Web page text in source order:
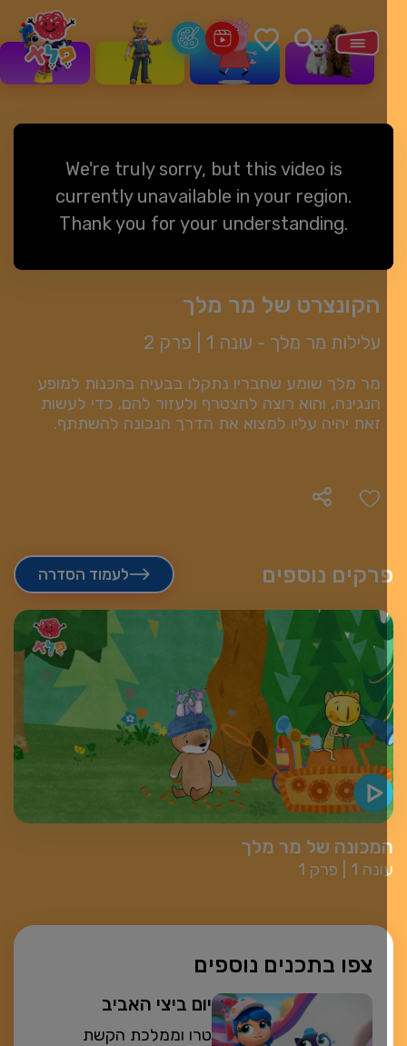
We're truly sorry, but this video is
currently unavailable in your region.
Thank you for your understanding.
הקונצרט של מר מלך
פרק 2| עלילות מר מלך - עונה 1
מר מלך שומע שחבריו נתקלו בבעיה בהכנות למופע
הנגינה, והוא רוצה להצטרף ולעזור להם. כדי לעשות
זאת יהיה עליו למצוא את הדרך הנכונה להשתתף.
צפו בתכנים נוספים
יום ביצי האביב
טרו וממלכת הקשת
נוספים לעמוד הסדרה
של מר מלך
פרק 1 1